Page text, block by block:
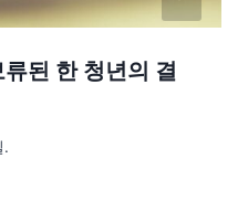
된 한 청년의 결
.